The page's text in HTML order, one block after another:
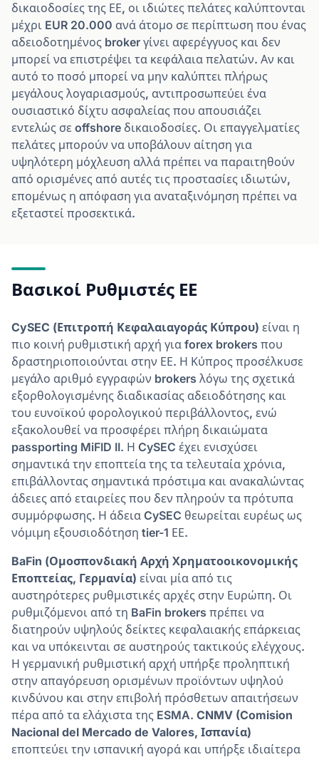
δικαιοδοσίες της ΕΕ, οι ιδιώτες πελάτες καλύπτονται
μέχρι EUR 20.000 ανά άτομο σε περίπτωση που ένας
αδειοδοτημένος broker γίνει αφερέγγυος και δεν
μπορεί να επιστρέψει τα κεφάλαια πελατών. Αν και
αυτό το ποσό μπορεί να μην καλύπτει πλήρως
μεγάλους λογαριασμούς, αντιπροσωπεύει ένα
ουσιαστικό δίχτυ ασφαλείας που απουσιάζει
εντελώς σε offshore δικαιοδοσίες. Οι επαγγελματίες
πελάτες μπορούν να υποβάλουν αίτηση για
υψηλότερη μόχλευση αλλά πρέπει να παραιτηθούν
από ορισμένες από αυτές τις προστασίες ιδιωτών,
επομένως η απόφαση για αναταξινόμηση πρέπει να
εξεταστεί προσεκτικά.
Βασικοί Ρυθμιστές ΕΕ
CySEC (Επιτροπή Κεφαλαιαγοράς Κύπρου) είναι η
πιο κοινή ρυθμιστική αρχή για forex brokers που
δραστηριοποιούνται στην ΕΕ. Η Κύπρος προσέλκυσε
μεγάλο αριθμό εγγραφών brokers λόγω της σχετικά
εξορθολογισμένης διαδικασίας αδειοδότησης και
του ευνοϊκού φορολογικού περιβάλλοντος, ενώ
εξακολουθεί να προσφέρει πλήρη δικαιώματα
passporting MiFID II. Η CySEC έχει ενισχύσει
σημαντικά την εποπτεία της τα τελευταία χρόνια,
επιβάλλοντας σημαντικά πρόστιμα και ανακαλώντας
άδειες από εταιρείες που δεν πληρούν τα πρότυπα
συμμόρφωσης. Η άδεια CySEC θεωρείται ευρέως ως
νόμιμη εξουσιοδότηση tier-1 ΕΕ.
BaFin (Ομοσπονδιακή Αρχή Χρηματοοικονομικής
Εποπτείας, Γερμανία) είναι μία από τις
αυστηρότερες ρυθμιστικές αρχές στην Ευρώπη. Οι
ρυθμιζόμενοι από τη BaFin brokers πρέπει να
διατηρούν υψηλούς δείκτες κεφαλαιακής επάρκειας
και να υπόκεινται σε αυστηρούς τακτικούς ελέγχους.
Η γερμανική ρυθμιστική αρχή υπήρξε προληπτική
στην απαγόρευση ορισμένων προϊόντων υψηλού
κινδύνου και στην επιβολή πρόσθετων απαιτήσεων
πέρα από τα ελάχιστα της ESMA. CNMV (Comision
Nacional del Mercado de Valores, Ισπανία)
εποπτεύει την ισπανική αγορά και υπήρξε ιδιαίτερα